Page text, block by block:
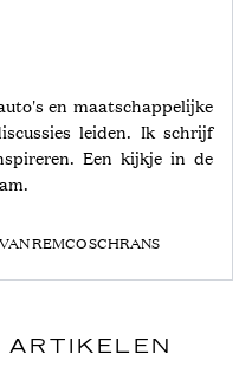
en maatschappelijke
leiden. Ik schrijf
Een kijkje in de
REMCO SCHRANS